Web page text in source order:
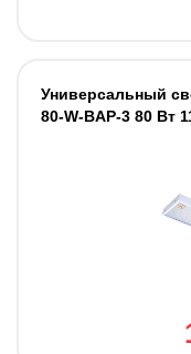
Универсальный
80-W-BAP-3 80 Вт